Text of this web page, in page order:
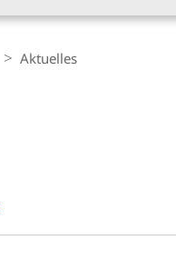
Aktuelles